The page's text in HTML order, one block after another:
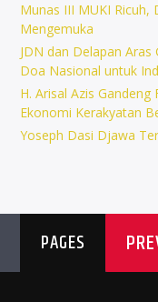
Munas III MUKI Ricuh,
Mengemuka
JDN dan Delapan
Doa Nasional untuk
H. Arisal Azis
Ekonomi Kerakyatan
Yoseph Dasi Djawa
PAGES